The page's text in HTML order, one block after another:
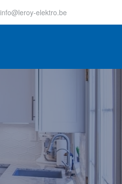
info@leroy-elektro.be